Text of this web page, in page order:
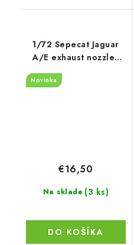
1/72 Sepecat Jaguar
A/E exhaust nozzles
Hobby Boss
Novinka
Na sklade (3 ks)
€16,50
DO KOŠÍKA